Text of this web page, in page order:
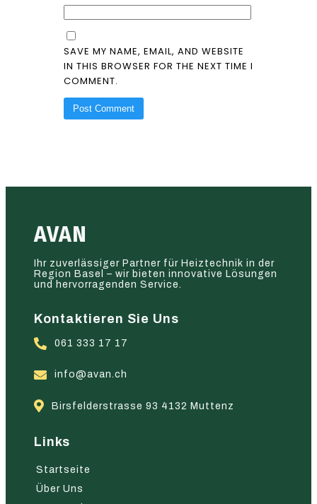
SAVE MY NAME, EMAIL, AND WEBSITE
IN THIS BROWSER FOR THE NEXT TIME I
COMMENT.
AVAN
Ihr zuverlässiger Partner für Heiztechnik in der
Region Basel – wir bieten innovative Lösungen
und hervorragenden Service.
Kontaktieren Sie Uns
061 333 17 17
info@avan.ch
Birsfelderstrasse 93 4132 Muttenz
Links
Startseite
Über Uns